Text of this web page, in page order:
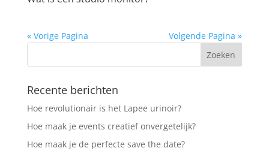
« Vorige Pagina Volgende Pagina »
Recente berichten
Hoe revolutionair is het Lapee urinoir?
Hoe maak je events creatief onvergetelijk?
Hoe maak je de perfecte save the date?